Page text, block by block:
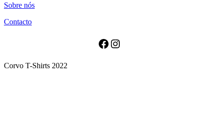
options
may
Sobre nós
Contacto
Facebook
Instagram
Corvo T-Shirts 2022